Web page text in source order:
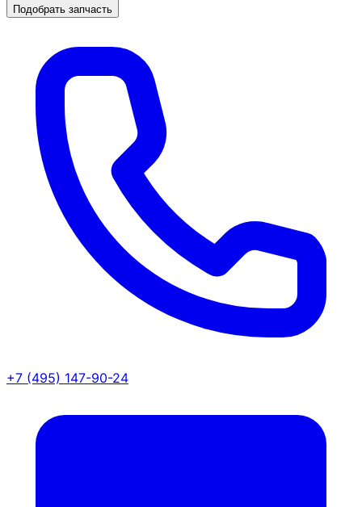
Подобрать запчасть
+7 (495) 147-90-24